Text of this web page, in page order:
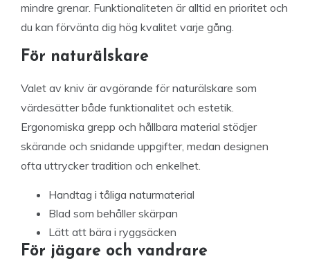
mindre grenar. Funktionaliteten är alltid en prioritet och
du kan förvänta dig hög kvalitet varje gång.
För naturälskare
Valet av kniv är avgörande för naturälskare som
värdesätter både funktionalitet och estetik.
Ergonomiska grepp och hållbara material stödjer
skärande och snidande uppgifter, medan designen
ofta uttrycker tradition och enkelhet.
Handtag i tåliga naturmaterial
Blad som behåller skärpan
Lätt att bära i ryggsäcken
För jägare och vandrare